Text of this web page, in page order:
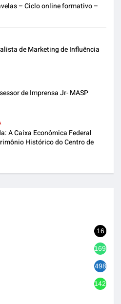
– Ciclo online formativo –
de Marketing de Influência
de Imprensa Jr- MASP
A Caixa Econômica Federal
Histórico do Centro de
16
1692
498
1420